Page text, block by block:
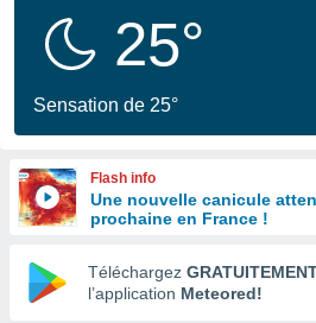
en
25°
Sensation de 25°
Flash info
Une nouvelle canicule
prochaine en France !
Téléchargez
l’application Meteored!